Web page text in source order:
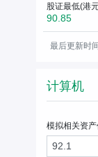
股证最低(港
90.85
最后更新时
计算机
模拟相关资